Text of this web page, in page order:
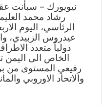
نيويورك – سبأنت
رشاد محمد
الرئاسي، اليوم
عيدروس الزبيدي،
دولياً متعدد
الخاص الى اليمن
رفيعي المستوى من
والاتحاد الاوروبي